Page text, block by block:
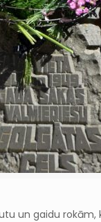
un gaidu